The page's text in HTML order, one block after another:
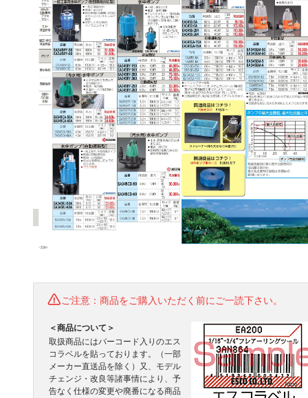
ご注意：商品をご購入いただく前にご一読下さい。
＜商品について＞
取扱商品にはバーコード入りのエス
コラベルを貼っております。（一部
メーカー直送品を除く）又、モデル
チェンジ・改良等諸事情により、予
告なく仕様の変更や廃番になる商品